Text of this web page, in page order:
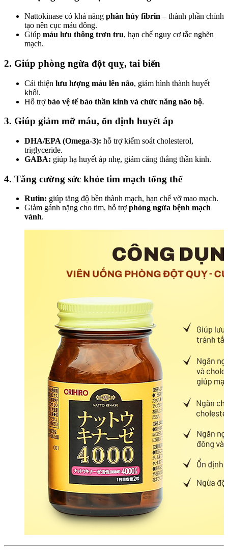
Nattokinase có khả năng phân hủy fibrin – thành phần chính
tạo nên cục máu đông.
Giúp máu lưu thông trơn tru, hạn chế nguy cơ tắc nghẽn
mạch.
2. Giúp phòng ngừa đột quỵ, tai biến
Cải thiện lưu lượng máu lên não, giảm hình thành huyết
khối.
Hỗ trợbảo vệ tế bào thần kinh và chức năng não bộ.
3. Giúp giảm mỡ máu, ổn định huyết áp
DHA/EPA (Omega-3): hỗ trợ kiểm soát cholesterol,
triglyceride.
GABA: giúp hạ huyết áp nhẹ, giảm căng thẳng thần kinh.
4. Tăng cường sức khỏe tim mạch tổng thể
Rutin: giúp tăng độ bền thành mạch, hạn chế vỡ mao mạch.
Giảm gánh nặng cho tim, hỗ trợphòng ngừa bệnh mạch
vành.